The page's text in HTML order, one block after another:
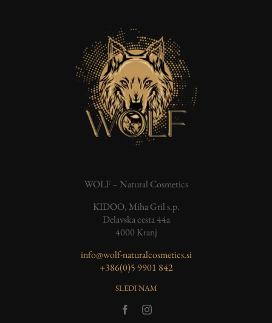
WOLF – Natural Cosmetics
KIDOO, Miha Gril s.p.
Delavska cesta 44a
4000 Kranj
info@wolf-naturalcosmetics.si
‭+386(0)5 9901 842
SLEDI NAM